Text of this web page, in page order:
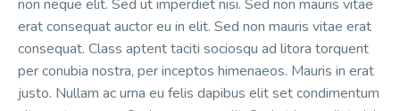
non neque elit. Sed ut imperdiet nisi. Sed non mauris vitae
erat consequat auctor eu in elit. Sed non mauris vitae erat
consequat. Class aptent taciti sociosqu ad litora torquent
per conubia nostra, per inceptos himenaeos. Mauris in erat
justo. Nullam ac urna eu felis dapibus elit set condimentum